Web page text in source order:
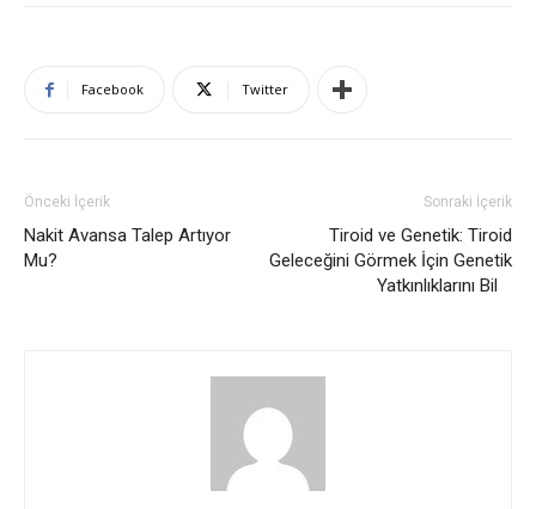
Facebook Twitter
Önceki İçerik
Nakit Avansa Talep Artıyor
Mu?
Sonraki İçerik
Tiroid ve Genetik: Tiroid
Geleceğini Görmek İçin Genetik
Yatkınlıklarını Bil